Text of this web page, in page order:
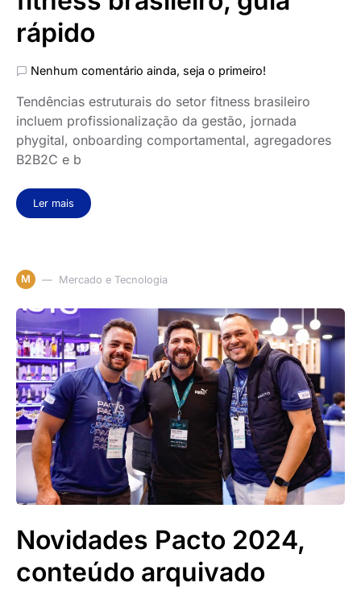
rápido
Nenhum comentário ainda, seja o primeiro!
Tendências estruturais do setor fitness brasileiro
incluem profissionalização da gestão, jornada
phygital, onboarding comportamental, agregadores
B2B2C e b
Ler mais
M Mercado e Tecnologia
Novidades Pacto 2024,
conteúdo arquivado